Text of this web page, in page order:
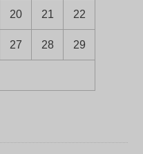
20 21 22
27 28 29